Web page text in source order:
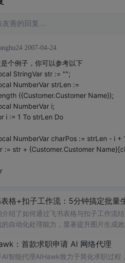
友善的回复…
2007-04-24
个例子，你可以参考以下
StringVar str := "";
NumberVar strLen :=
({Customer.Customer Name});
NumberVar i;
i := 1 To strLen Do
NumberVar charPos := strLen - i +
:= str + {Customer.Customer
格+扣子工作流：5分钟搞定批量
介绍了如何通过飞书表格与扣子工作流
自动化处理能力，显著提升图片生成
：首款求职申请 AI 网络代理
AI智能代理AIHawk致力于简化求职过